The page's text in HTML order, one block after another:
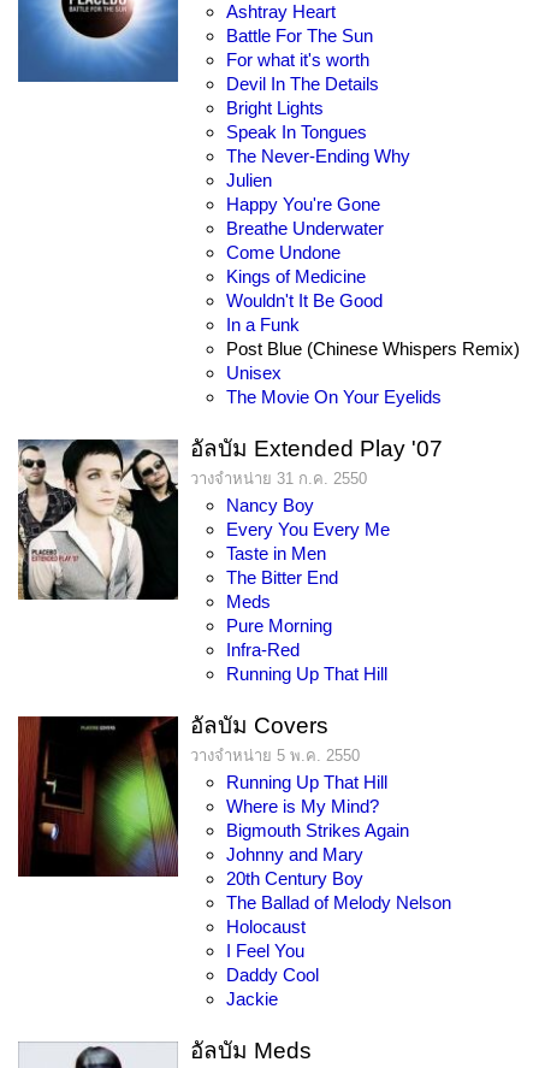
Ashtray Heart
Battle For The Sun
For what it's worth
Devil In The Details
Bright Lights
Speak In Tongues
The Never-Ending Why
Julien
Happy You're Gone
Breathe Underwater
Come Undone
Kings of Medicine
Wouldn't It Be Good
In a Funk
Post Blue (Chinese Whispers Remix)
Unisex
The Movie On Your Eyelids
อัลบัม Extended Play '07
วางจำหน่าย 31 ก.ค. 2550
Nancy Boy
Every You Every Me
Taste in Men
The Bitter End
Meds
Pure Morning
Infra-Red
Running Up That Hill
อัลบัม Covers
วางจำหน่าย 5 พ.ค. 2550
Running Up That Hill
Where is My Mind?
Bigmouth Strikes Again
Johnny and Mary
20th Century Boy
The Ballad of Melody Nelson
Holocaust
I Feel You
Daddy Cool
Jackie
อัลบัม Meds